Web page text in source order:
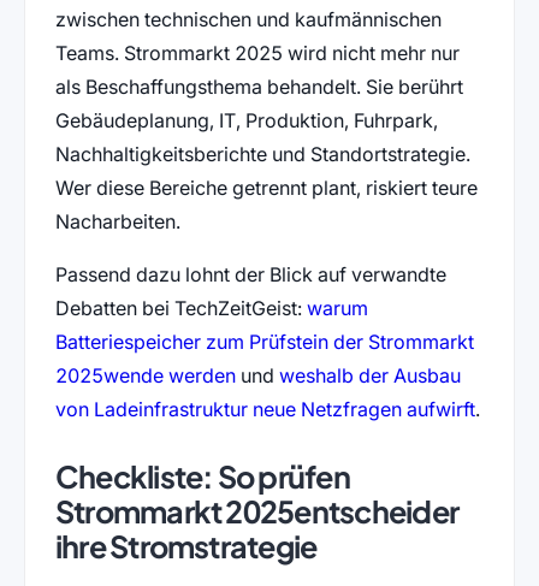
zwischen technischen und kaufmännischen
Teams. Strommarkt 2025 wird nicht mehr nur
als Beschaffungsthema behandelt. Sie berührt
Gebäudeplanung, IT, Produktion, Fuhrpark,
Nachhaltigkeitsberichte und Standortstrategie.
Wer diese Bereiche getrennt plant, riskiert teure
Nacharbeiten.
Passend dazu lohnt der Blick auf verwandte
Debatten bei TechZeitGeist: warum
Batteriespeicher zum Prüfstein der Strommarkt
2025wende werdenund weshalb der Ausbau
von Ladeinfrastruktur neue Netzfragen aufwirft.
Checkliste: So prüfen
Strommarkt 2025entscheider
ihre Stromstrategie